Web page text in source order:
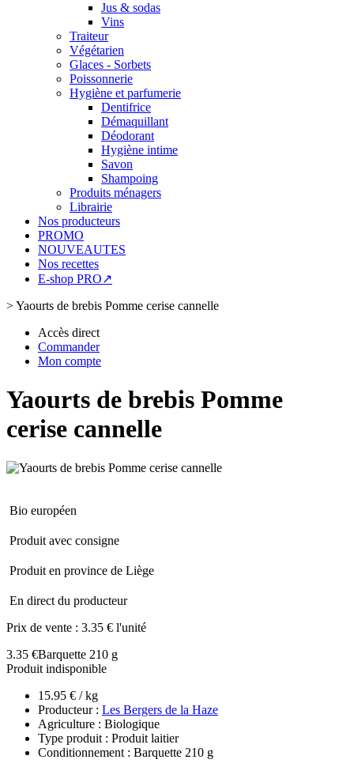
Jus & sodas
Vins
Traiteur
Végétarien
Glaces - Sorbets
Poissonnerie
Hygiène et parfumerie
Dentifrice
Démaquillant
Déodorant
Hygiène intime
Savon
Shampoing
Produits ménagers
Librairie
Nos producteurs
PROMO
NOUVEAUTES
Nos recettes
E-shop PRO↗
>Yaourts de brebis Pomme cerise cannelle
Accès direct
Commander
Mon compte
Yaourts de brebis Pomme
cerise cannelle
Bio européen
Produit avec consigne
Produit en province de Liège
En direct du producteur
Prix de vente : 3.35 € l'unité
3.35 €Barquette 210 g
Produit indisponible
15.95 € / kg
Producteur : Les Bergers de la Haze
Agriculture : Biologique
Type produit : Produit laitier
Conditionnement : Barquette 210 g